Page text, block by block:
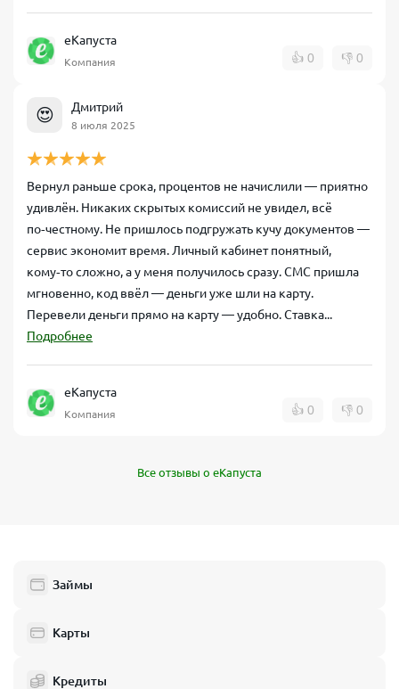
еКапуста
Компания 👍 0 👎 0
😍 Дмитрий
8 июля 2025
Вернул раньше срока, процентов не начислили — приятно
удивлён. Никаких скрытых комиссий не увидел, всё
по‑честному. Не пришлось подгружать кучу документов —
сервис экономит время. Личный кабинет понятный,
кому‑то сложно, а у меня получилось сразу. СМС пришла
мгновенно, код ввёл — деньги уже шли на карту.
Перевели деньги прямо на карту — удобно. Ставка...
Подробнее
еКапуста
Компания 👍 0 👎 0
Все отзывы о еКапуста
Займы
Карты
Кредиты